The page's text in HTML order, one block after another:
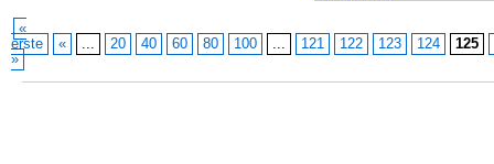
«
erste
« ... 20 40 60 80 100 ... 121 122 123 124
125
»